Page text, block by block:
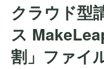
クラウド型
ス
割」ファイ